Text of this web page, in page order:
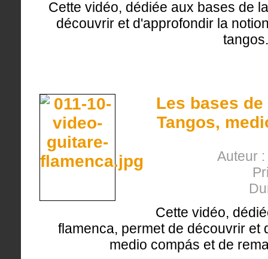
Cette vidéo, dédiée aux bases de
découvrir et d'approfondir la
tangos.
Les bases
Tangos,
Auteur
Cette vidéo,
flamenca, permet de découvrir et
medio compás et de